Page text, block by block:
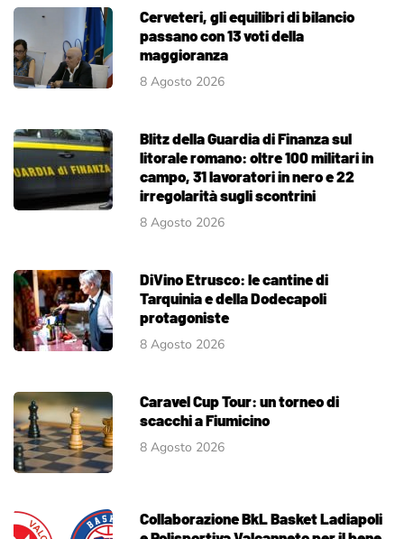
Cerveteri, gli equilibri di bilancio
passano con 13 voti della
maggioranza
8 Agosto 2026
Blitz della Guardia di Finanza sul
litorale romano: oltre 100 militari in
campo, 31 lavoratori in nero e 22
irregolarità sugli scontrini
8 Agosto 2026
DiVino Etrusco: le cantine di
Tarquinia e della Dodecapoli
protagoniste
8 Agosto 2026
Caravel Cup Tour: un torneo di
scacchi a Fiumicino
8 Agosto 2026
Collaborazione BkL Basket Ladiapoli